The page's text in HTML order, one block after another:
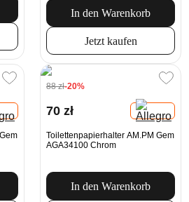
In den Warenkorb
Jetzt kaufen
88 zł-20%
70 zł
Toilettenpapierhalter AM.PM Gem
AGA34100 Chrom
In den Warenkorb